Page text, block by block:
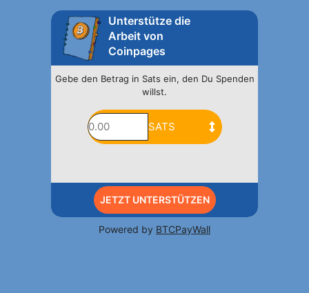
Unterstütze die
Arbeit von
Coinpages
Gebe den Betrag in Sats ein, den Du Spenden
willst.
JETZT UNTERSTÜTZEN
Powered by BTCPayWall